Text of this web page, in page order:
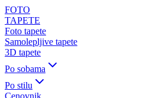
FOTO
TAPETE
Foto tapete
Samolepljive tapete
3D tapete
Po sobama
Po stilu
Cenovnik